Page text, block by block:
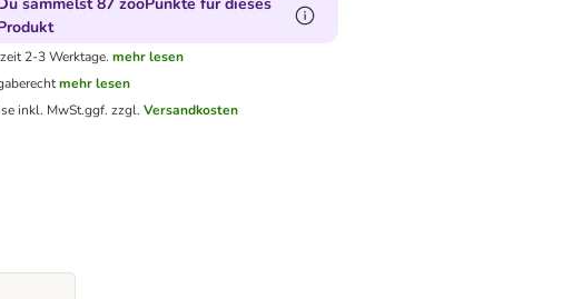
2-3 Werktage. mehr lesen
mehr lesen
inkl. MwSt.ggf. zzgl.Versandkosten